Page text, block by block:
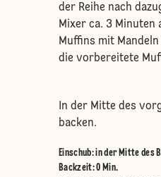
der Reihe nach
Mixer ca. 3 Minuten
Muffins mit Mandeln
die vorbereitete
In der Mitte des
backen.
Einschub:in der Mitte des
Backzeit: 0 Min.